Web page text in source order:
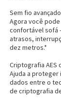
Sem fio
Agora você
confortável sofá
atrasos,
dez metros.*
Criptografia AES
Ajuda a
dados entre o
de criptografia